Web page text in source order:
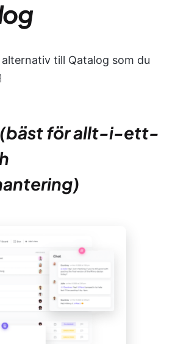
till Qatalog som du
(bäst för allt-i-ett-